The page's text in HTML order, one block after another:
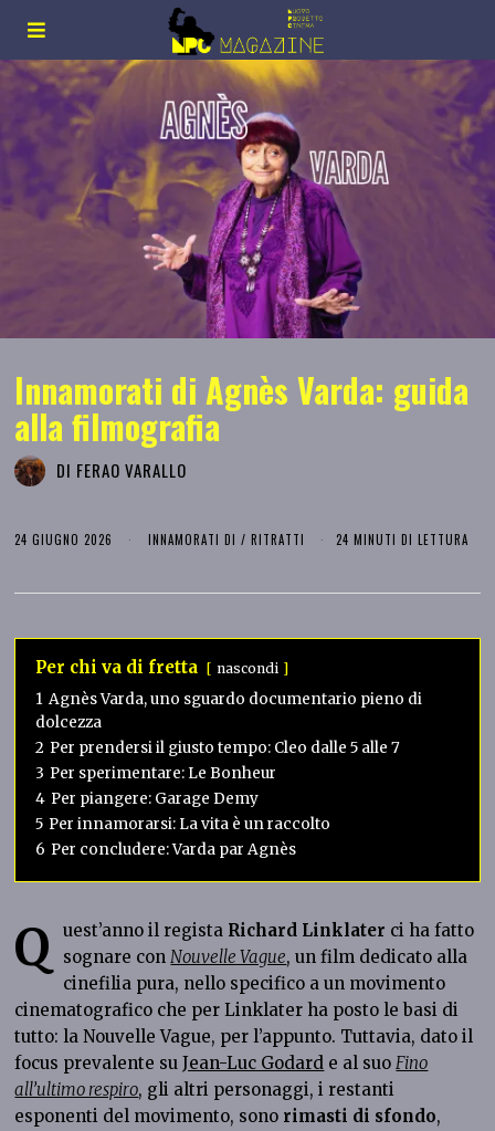
Innamorati di Agnès Varda: guida
alla filmografia
DI FERAO VARALLO
24 GIUGNO 2026 INNAMORATI DI / RITRATTI 24 MINUTI DI LETTURA
Per chi va di fretta nascondi
1 Agnès Varda, uno sguardo documentario pieno di
dolcezza
2 Per prendersi il giusto tempo: Cleo dalle 5 alle 7
3 Per sperimentare: Le Bonheur
4 Per piangere: Garage Demy
5 Per innamorarsi: La vita è un raccolto
6 Per concludere: Varda par Agnès
Q uest’anno il regista Richard Linklater ci ha fatto
sognare conNouvelle Vague, un film dedicato alla
cinefilia pura, nello specifico a un movimento
cinematografico che per Linklater ha posto le basi di
tutto: la Nouvelle Vague, per l’appunto. Tuttavia, dato il
focus prevalente suJean-Luc Godard e al suoFino
all’ultimo respiro, gli altri personaggi, i restanti
esponenti del movimento, sono rimasti di sfondo,